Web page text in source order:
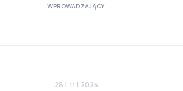
WPROWADZAJĄCY
28 I 11 I 2025